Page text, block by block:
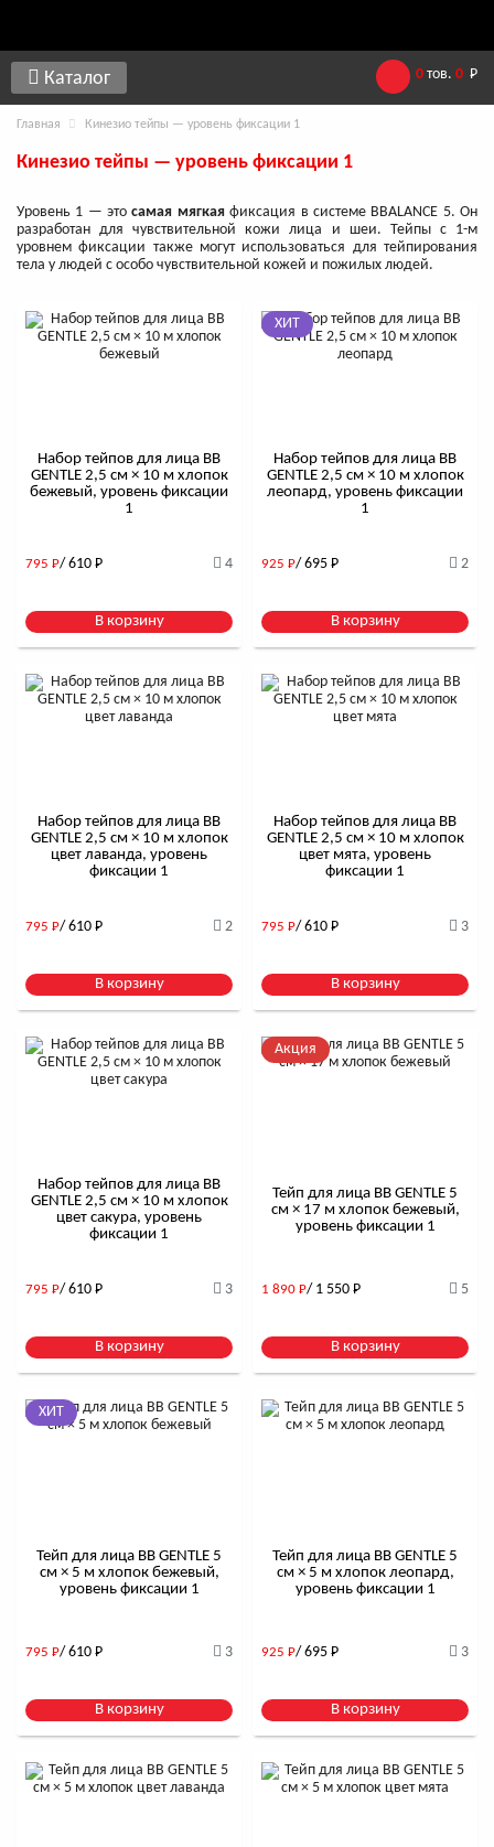
Каталог 0 тов. 0 Р
Главная Кинезио тейпы — уровень фиксации 1
Кинезио тейпы — уровень фиксации 1
Уровень 1 — это самая мягкаяфиксация в системе BBALANCE 5. Он
разработан для чувствительной кожи лица и шеи. Тейпы с 1-м
уровнем фиксации также могут использоваться для тейпирования
тела у людей с особо чувствительной кожей и пожилых людей.
Набор тейпов для лица BB
GENTLE 2,5 см × 10 м хлопок
бежевый, уровень фиксации
1
795 Р/ 610 Р 4
В корзину
ХИТ
Набор тейпов для лица BB
GENTLE 2,5 см × 10 м хлопок
леопард, уровень фиксации
1
925 Р/ 695 Р 2
В корзину
Набор тейпов для лица BB
GENTLE 2,5 см × 10 м хлопок
цвет лаванда, уровень
фиксации 1
795 Р/ 610 Р 2
В корзину
Набор тейпов для лица BB
GENTLE 2,5 см × 10 м хлопок
цвет мята, уровень
фиксации 1
795 Р/ 610 Р 3
В корзину
Набор тейпов для лица BB
GENTLE 2,5 см × 10 м хлопок
цвет сакура, уровень
фиксации 1
795 Р/ 610 Р 3
В корзину
Акция
Тейп для лица BB GENTLE 5
см × 17 м хлопок бежевый,
уровень фиксации 1
1 890 Р/ 1 550 Р 5
В корзину
ХИТ
Тейп для лица BB GENTLE 5
см × 5 м хлопок бежевый,
уровень фиксации 1
795 Р/ 610 Р 3
В корзину
Тейп для лица BB GENTLE 5
см × 5 м хлопок леопард,
уровень фиксации 1
925 Р/ 695 Р 3
В корзину